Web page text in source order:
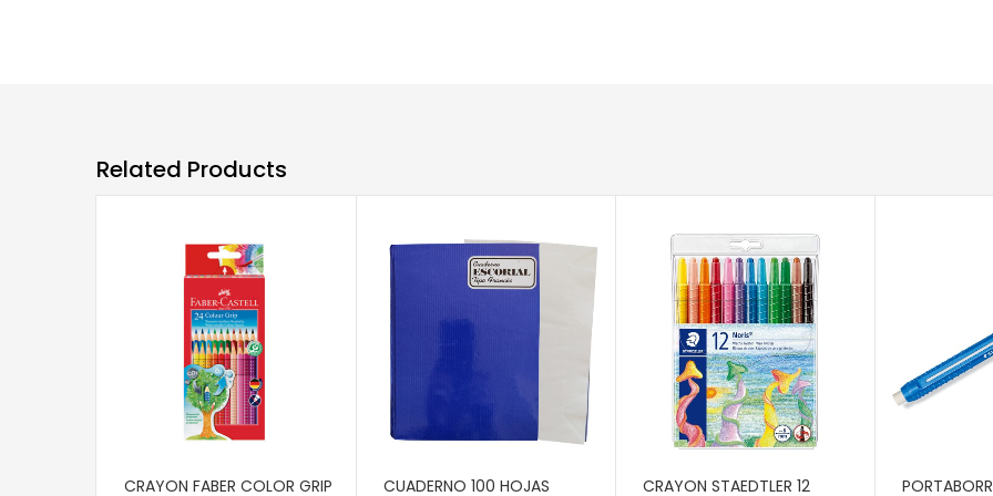
Related Products
CRAYON FABER COLOR GRIP CUADERNO 100 HOJAS CRAYON STAEDTLER 12